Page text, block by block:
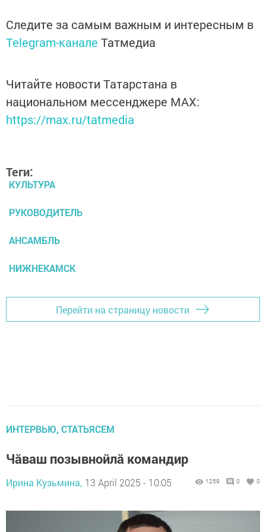
Следите за самым важным и интересным в
Telegram-канале Татмедиа
Читайте новости Татарстана в
национальном мессенджере MАХ:
https://max.ru/tatmedia
Теги:
КУЛЬТУРА
РУКОВОДИТЕЛЬ
АНСАМБЛЬ
НИЖНЕКАМСК
Перейти на страницу новости
ИНТЕРВЬЮ, СТАТЬЯСЕМ
Чăваш позывнойлă командир
Ирина Кузьмина, 13 April 2025 - 10:05 1259 0 0